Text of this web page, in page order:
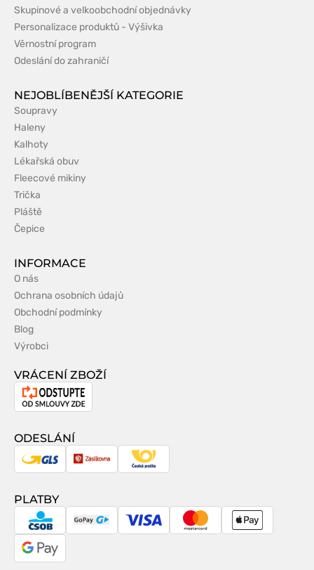
Skupinové a velkoobchodní objednávky
Personalizace produktů - Výšivka
Věrnostní program
Odeslání do zahraničí
NEJOBLÍBENĚJŠÍ KATEGORIE
Soupravy
Haleny
Kalhoty
Lékařská obuv
Fleecové mikiny
Trička
Pláště
Čepice
INFORMACE
O nás
Ochrana osobních údajů
Obchodní podmínky
Blog
Výrobci
VRÁCENÍ ZBOŽÍ
Odstoupení
smlouvy
ODESLÁNÍ
GLS ZásilkovnaČeská
PLATBY
CSOB GoPay Visa MasterCardApple
Google